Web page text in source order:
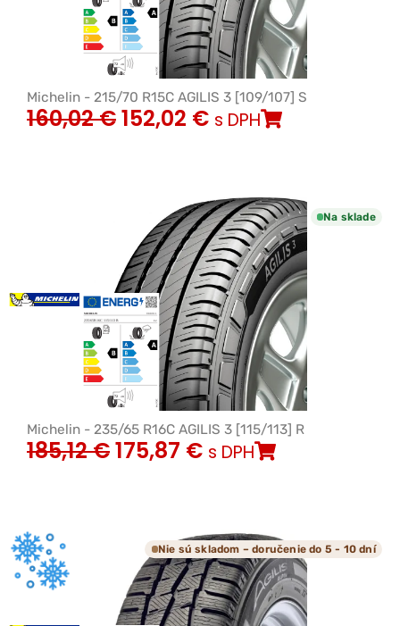
Michelin - 215/70 R15C AGILIS 3 [109/107] S
160,02€152,02 € s DPH
Na sklade
Michelin - 235/65 R16C AGILIS 3 [115/113] R
185,12€175,87 € s DPH
Nie sú skladom – doručenie do 5 - 10 dní